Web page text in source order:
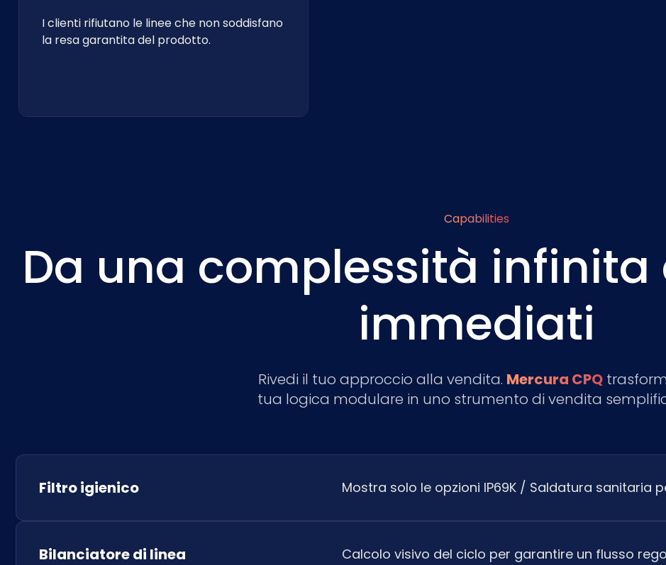
I clienti rifiutano le linee che non soddisfano
la resa garantita del prodotto.
Capabilities
Da una complessità
immediati
Rivedi il tuo approccio alla vendita. Mercura CPQ
tua logica modulare in uno strumento di vendita
Filtro igienico Mostra solo le opzioni IP69K / Saldatura sanitaria
Bilanciatore di linea Calcolo visivo del ciclo per garantire un flusso